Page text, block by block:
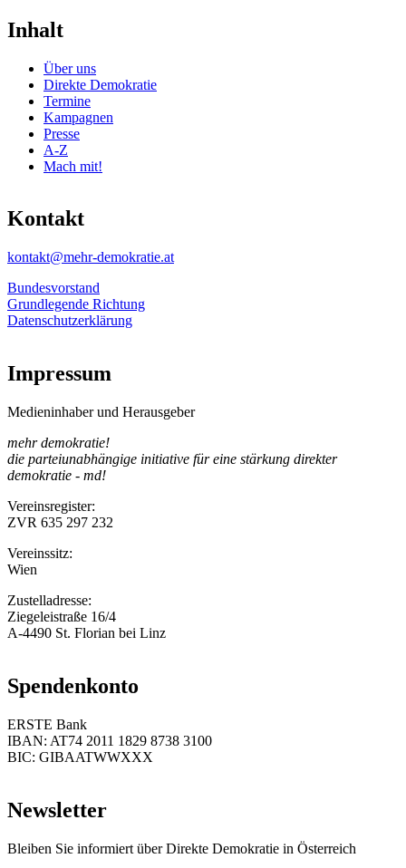
Inhalt
Über uns
Direkte Demokratie
Termine
Kampagnen
Presse
A-Z
Mach mit!
Kontakt
kontakt@mehr-demokratie.at
Bundesvorstand
Grundlegende Richtung
Datenschutzerklärung
Impressum
Medieninhaber und Herausgeber
mehr demokratie!
die parteiunabhängige initiative für eine stärkung direkter
demokratie - md!
Vereinsregister:
ZVR 635 297 232
Vereinssitz:
Wien
Zustelladresse:
Ziegeleistraße 16/4
A-4490 St. Florian bei Linz
Spendenkonto
ERSTE Bank
IBAN: AT74 2011 1829 8738 3100
BIC: GIBAATWWXXX
Newsletter
Bleiben Sie informiert über Direkte Demokratie in Österreich